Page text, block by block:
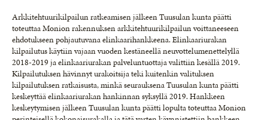
Arkkitehtuurikilpailun ratkeamisen jälkeen Tuusulan kunta päätti
toteuttaa Monion rakennuksen arkkitehtuurikilpailun voittaneeseen
ehdotukseen pohjautuvana elinkaarihankkeena. Elinkaariurakan
kilpailutus käytiin vajaan vuoden kestäneellä neuvottelumenettelyllä
2018-2019 ja elinkaariurakan palveluntuottaja valittiin kesällä 2019.
Kilpailutuksen hävinnyt urakoitsija teki kuitenkin valituksen
kilpailutuksen ratkaisusta, minkä seurauksena Tuusulan kunta päätti
keskeyttää elinkaariurakan hankinnan syksyllä 2019. Hankkeen
keskeytymisen jälkeen Tuusulan kunta päätti lopulta toteuttaa Monion